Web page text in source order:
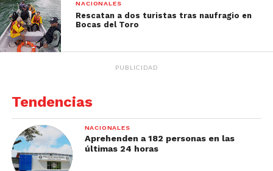
NACIONALES
Rescatan a dos turistas tras naufragio en
Bocas del Toro
PUBLICIDAD
Tendencias
NACIONALES
Aprehenden a 182 personas en las
últimas 24 horas